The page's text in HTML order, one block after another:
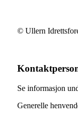
© Ullern
Se informasjon
Generelle